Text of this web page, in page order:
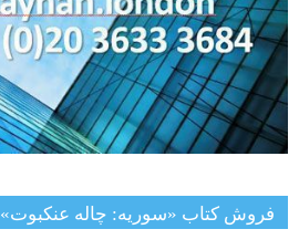
فروش کتاب «سوریه: چاله عنکبوت»